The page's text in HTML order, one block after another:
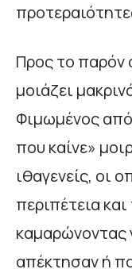
Προς το παρόν
μοιάζει
Φιμωμένος
που καίνε»
ιθαγενείς, οι
περιπέτεια
καμαρώνοντας
απέκτησαν ή